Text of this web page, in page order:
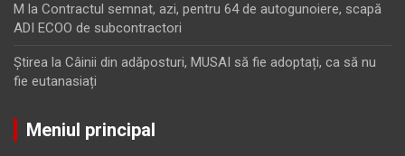
M la Contractul semnat, azi, pentru 64 de autogunoiere, scapă
ADI ECOO de subcontractori
Ştirea la Câinii din adăposturi, MUSAI să fie adoptați, ca să nu
fie eutanasiați
Meniul principal